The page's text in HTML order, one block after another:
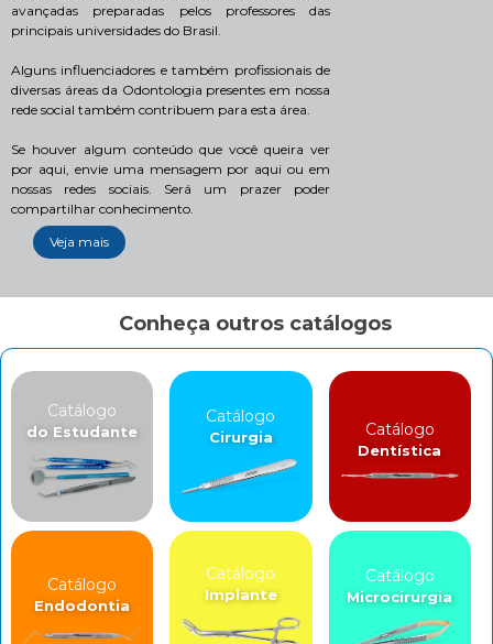
avançadas preparadas pelos professores das
principais universidades do Brasil.
Alguns influenciadores e também profissionais de
diversas áreas da Odontologia presentes em nossa
rede social também contribuem para esta área.
Se houver algum conteúdo que você queira ver
por aqui, envie uma mensagem por aqui ou em
nossas redes sociais. Será um prazer poder
compartilhar conhecimento.
Veja mais
Conheça outros catálogos
Catálogo
do Estudante
Catálogo
Cirurgia Catálogo
Dentística
Catálogo
Endodontia
Catálogo
Implante
Catálogo
Microcirurgia